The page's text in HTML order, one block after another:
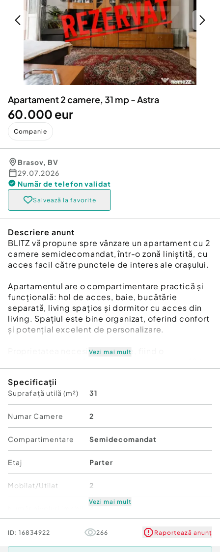
Servicii
Animale de companie
Afaceri și echipamente profesionale
Inchiriere Bunuri si Vehicule
Utilaje agricole si industriale
Piese auto si accesorii
Dacia Duster
Apartament 2 camere, 31 mp - Astra
60.000 eur
Companie
Brasov, BV
29.07.2026
Număr de telefon validat
Salvează la favorite
Descriere anunt
BLITZ vă propune spre vânzare un apartament cu 2
camere semidecomandat, într-o zonă liniștită, cu
acces facil către punctele de interes ale orașului.
Apartamentul are o compartimentare practică și
funcțională: hol de acces, baie, bucătărie
separată, living spațios și dormitor cu acces din
living. Spațiul este bine organizat, oferind confort
și potențial excelent de personalizare.
Proprietatea necesită renovare, fiind o
investitori care caută un randament bun pe
termen lung. Apartamentul este situat într-un
imobil solid, cu vecinătate liniștită.
✔️ Zonă accesibilă
✔️ Compartimentare eficientă
✔️ Ideal investiție sau locuință personală
Pentru mai multe detalii sau programarea unei
vizionări, nu ezitați să ne contactați! O astfel de
ofertă nu rămâne mult timp pe piață.
Cod ofertă / ID BLITZ: P171942
Confort:1
Tip imobil:Bloc de apartamente
Vezi mai mult
Specificații
Suprafață utilă (m²) 31
Numar Camere 2
Compartimentare Semidecomandat
Etaj Parter
Mobilat/Utilat 2
Stare Bună
Vezi mai mult
ID: 16834922 266 Raportează anunț